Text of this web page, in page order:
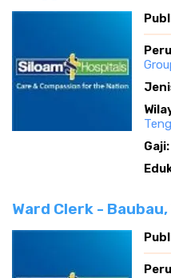
Gaji:
Ward Clerk -